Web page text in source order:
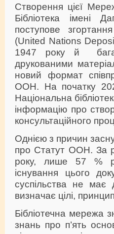
Створення цієї
Бібліотека імені
поступове
(United Nations
1947 року й
друкованими
новий формат
ООН. На початку
Національна
інформацію про
консультаційного
Однією з причин
про Статут ООН. За
року, лише 57 %
існування цього
суспільства не має
визначає цілі,
Бібліотечна
знань про п’ять